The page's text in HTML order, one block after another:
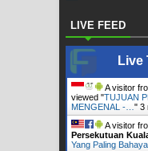
LIVE FEED
Live
A visitor
viewed "TUJUAN
MENGENAL -… " 3
A visitor
Persekutuan
Yang Paling